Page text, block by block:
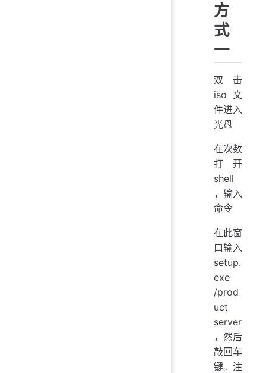
方
式
一
双击
iso文
件进入
光盘
在次数
打开
shell
，输入
命令
在此窗
口输入
setup.
exe
/prod
uct
server
，然后
敲回车
键。注